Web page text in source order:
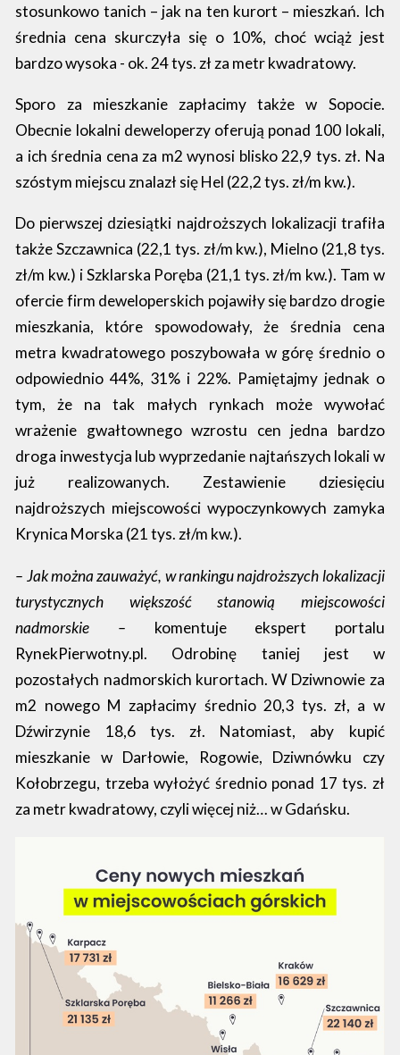
stosunkowo tanich – jak na ten kurort – mieszkań. Ich
średnia cena skurczyła się o 10%, choć wciąż jest
bardzo wysoka - ok. 24 tys. zł za metr kwadratowy.
Sporo za mieszkanie zapłacimy także w Sopocie.
Obecnie lokalni deweloperzy oferują ponad 100 lokali,
a ich średnia cena za m2 wynosi blisko 22,9 tys. zł. Na
szóstym miejscu znalazł się Hel (22,2 tys. zł/m kw.).
Do pierwszej dziesiątki najdroższych lokalizacji trafiła
także Szczawnica (22,1 tys. zł/m kw.), Mielno (21,8 tys.
zł/m kw.) i Szklarska Poręba (21,1 tys. zł/m kw.). Tam w
ofercie firm deweloperskich pojawiły się bardzo drogie
mieszkania, które spowodowały, że średnia cena
metra kwadratowego poszybowała w górę średnio o
odpowiednio 44%, 31% i 22%. Pamiętajmy jednak o
tym, że na tak małych rynkach może wywołać
wrażenie gwałtownego wzrostu cen jedna bardzo
droga inwestycja lub wyprzedanie najtańszych lokali w
już realizowanych. Zestawienie dziesięciu
najdroższych miejscowości wypoczynkowych zamyka
Krynica Morska (21 tys. zł/m kw.).
– Jak można zauważyć, w rankingu najdroższych lokalizacji
turystycznych większość stanowią miejscowości
nadmorskie – komentuje ekspert portalu
RynekPierwotny.pl. Odrobinę taniej jest w
pozostałych nadmorskich kurortach. W Dziwnowie za
m2 nowego M zapłacimy średnio 20,3 tys. zł, a w
Dźwirzynie 18,6 tys. zł. Natomiast, aby kupić
mieszkanie w Darłowie, Rogowie, Dziwnówku czy
Kołobrzegu, trzeba wyłożyć średnio ponad 17 tys. zł
za metr kwadratowy, czyli więcej niż… w Gdańsku.